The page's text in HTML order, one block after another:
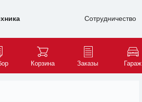
Сотрудничество
Корзина Заказы Гараж